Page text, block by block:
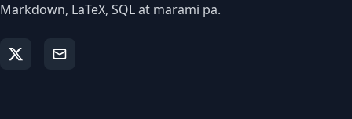
Markdown, LaTeX, SQL at marami pa.